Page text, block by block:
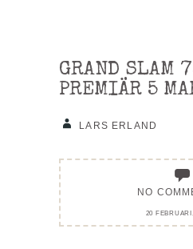
GRAND SLAM
PREMIÄR 5
LARS ERLAND
NO
20